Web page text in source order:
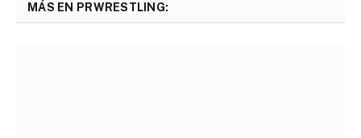
MÁS EN PRWRESTLING: